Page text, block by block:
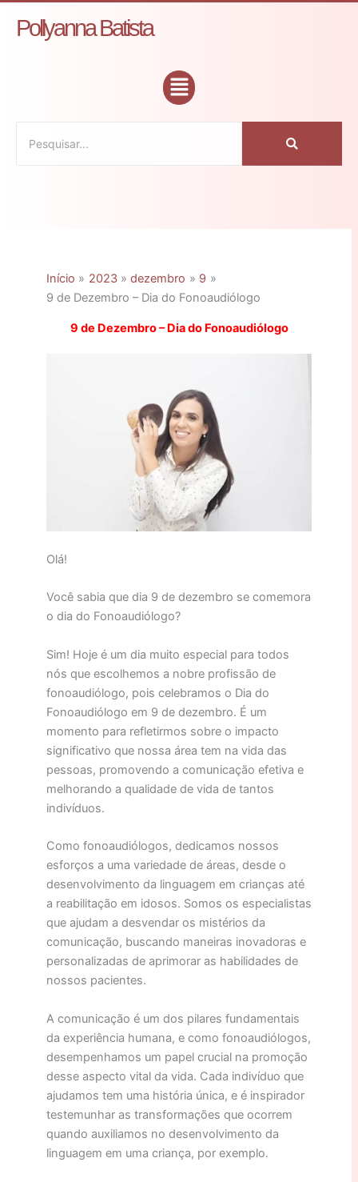
paraPollyanna Batista
Flyout
Menu
Início 2023 dezembro
9
9 de Dezembro – Dia do Fonoaudiólogo
9 de Dezembro – Dia do Fonoaudiólogo
Olá!
Você sabia que dia 9 de dezembro se comemora
o dia do Fonoaudiólogo?
Sim! Hoje é um dia muito especial para todos
nós que escolhemos a nobre profissão de
fonoaudiólogo, pois celebramos o Dia do
Fonoaudiólogo em 9 de dezembro. É um
momento para refletirmos sobre o impacto
significativo que nossa área tem na vida das
pessoas, promovendo a comunicação efetiva e
melhorando a qualidade de vida de tantos
indivíduos.
Como fonoaudiólogos, dedicamos nossos
esforços a uma variedade de áreas, desde o
desenvolvimento da linguagem em crianças até
a reabilitação em idosos. Somos os especialistas
que ajudam a desvendar os mistérios da
comunicação, buscando maneiras inovadoras e
personalizadas de aprimorar as habilidades de
nossos pacientes.
A comunicação é um dos pilares fundamentais
da experiência humana, e como fonoaudiólogos,
desempenhamos um papel crucial na promoção
desse aspecto vital da vida. Cada indivíduo que
ajudamos tem uma história única, e é inspirador
testemunhar as transformações que ocorrem
quando auxiliamos no desenvolvimento da
linguagem em uma criança, por exemplo.
a